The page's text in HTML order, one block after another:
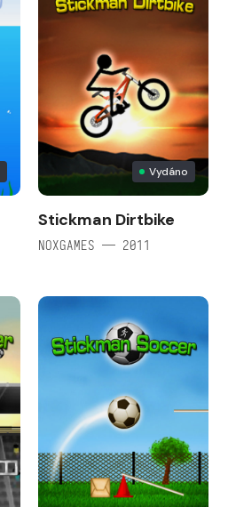
Vydáno
Stickman Dirtbike
NOXGAMES — 2011